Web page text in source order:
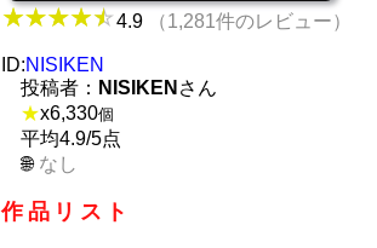
4.9 （1,281件のレビュー）
ID:NISIKEN
投稿者： NISIKEN さん
★x6,330個
平均4.9/5点
なし
作品リスト